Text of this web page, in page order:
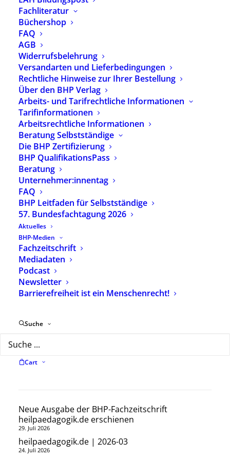
Fachliteratur
Büchershop
FAQ
AGB
Widerrufsbelehrung
Versandarten und Lieferbedingungen
Rechtliche Hinweise zur Ihrer Bestellung
Über den BHP Verlag
Arbeits- und Tarifrechtliche Informationen
Tarifinformationen
Arbeitsrechtliche Informationen
Beratung Selbstständige
Die BHP Zertifizierung
BHP QualifikationsPass
Beratung
Unternehmer:innentag
FAQ
BHP Leitfaden für Selbstständige
57. Bundesfachtagung 2026
Aktuelles
BHP-Medien
Fachzeitschrift
Mediadaten
Podcast
Newsletter
Barrierefreiheit ist ein Menschenrecht!
Suche
Cart
um diesen Tag herum begangen werden.
Warum der 13. April?
Das INTERNATIONALE ARCHIV FÜR
HEILPÄDAGOGIK | Emil E. Kobi Institut trägt den
Namen des bedeutenden Schweizer
Heilpädagogen Emil E. Kobi, dessen Todestag sich
am 13. April jährt.
Sein Nachlass, welchen er dem BHP e.V.
vermachte, war einer der maßgeblichen Gründe
für die Entwicklung des Internationalen Archives
für Heilpädagogik. Die Entscheidung für dieses
Datum ist somit auch Ausdruck der
Verbundenheit der IGhB mit dem Internationalen
Archiv für Heilpädagogik in Trebnitz.
Weiterführende Links:
Internationale Gesellschaft heilpädagogischer
Berufs- und Fachverbände (IGhB):
Internationales Archiv für Heilpädagogik:
http://www.archiv-heilpaedagogik.de
Emil E. Kobi:
Neue Ausgabe der BHP-Fachzeitschrift
heilpaedagogik.de erschienen
29. Juli 2026
heilpaedagogik.de | 2026-03
24. Juli 2026